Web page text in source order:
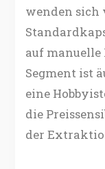
wenden sich
auf manuelle
Segment ist
eine
die
der